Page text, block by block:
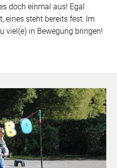
doch einmal aus! Egal
eines steht bereits fest: Im
viel(e) in Bewegung bringen!